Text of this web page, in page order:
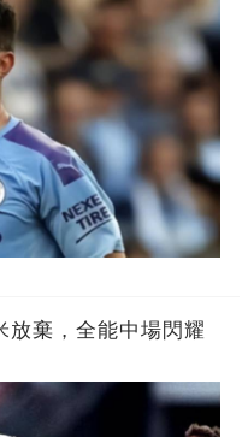
放棄，全能中場閃耀